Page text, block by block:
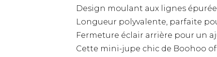
Design moulant aux lignes
Longueur polyvalente, parfaite
Fermeture éclair arrière pour un
Cette mini-jupe chic de Boohoo